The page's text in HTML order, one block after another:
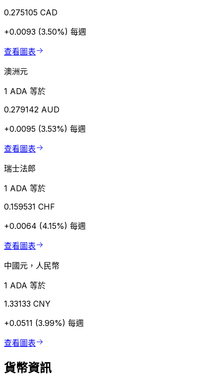
0.275105 CAD
+0.0093 (3.50%) 每週
查看圖表
澳洲元
1 ADA 等於
0.279142 AUD
+0.0095 (3.53%) 每週
查看圖表
瑞士法郎
1 ADA 等於
0.159531 CHF
+0.0064 (4.15%) 每週
查看圖表
中國元，人民幣
1 ADA 等於
1.33133 CNY
+0.0511 (3.99%) 每週
查看圖表
貨幣資訊